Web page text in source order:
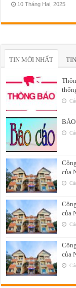
10 Tháng Hai, 2025
TIN MỚI NHẤT
của
của
của